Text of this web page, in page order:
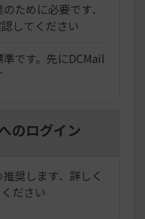
ために必要です．
してください
です。先にDCMail
のログイン
奨します．詳しく
ださい